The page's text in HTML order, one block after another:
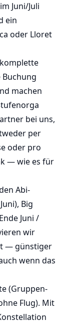
Juni/Juli
ein
oder Lloret
Buchung
machen
bei uns,
per
oder pro
— wie es für
Abi-
Big
Juni /
wir
— günstiger
wenn das
(Gruppen-
Flug). Mit